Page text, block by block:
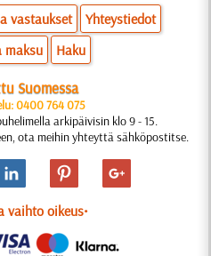
vastaukset
Yhteystiedot
maksu
Haku
Suomessa
0400 764 075
arkipäivisin klo 9 - 15.
ota meihin yhteyttä sähköpostitse.
vaihto oikeus•